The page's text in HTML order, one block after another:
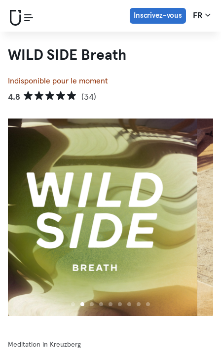
Inscrivez-vous FR
WILD SIDE Breath
Indisponible pour le moment
4.8 (34)
Meditation in Kreuzberg